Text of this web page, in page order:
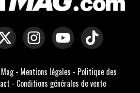
- Mentions légales - Politique des
- Conditions générales de vente